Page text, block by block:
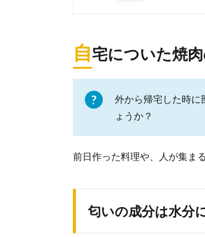
自宅についた焼
外から帰宅した時に
ょうか？
前日作った料理や、人が集ま
匂いの成分は水分